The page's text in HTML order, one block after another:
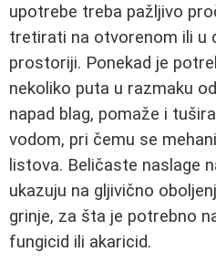
upotrebe treba pažljivo
tretirati na otvorenom ili u
prostoriji. Ponekad je
nekoliko puta u razmaku
napad blag, pomaže i
vodom, pri čemu se
listova. Beličaste naslage
ukazuju na gljivično
grinje, za šta je potrebno
fungicid ili akaricid.